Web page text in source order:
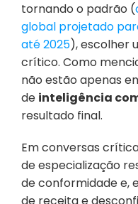
tornando o padrão (
global projetado
até 2025), escolher
crítico. Como
não estão apenas
de inteligência
resultado final.
Em conversas
de especialização
de conformidade e,